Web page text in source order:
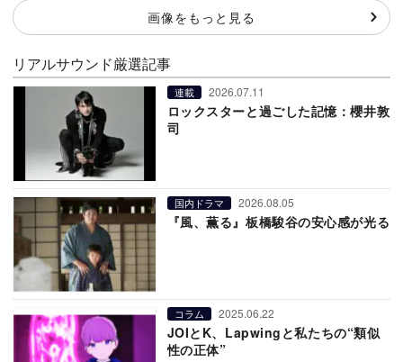
画像をもっと見る
リアルサウンド厳選記事
連載 2026.07.11
ロックスターと過ごした記憶：櫻井敦
司
国内ドラマ 2026.08.05
『風、薫る』板橋駿谷の安心感が光る
コラム 2025.06.22
JOIとK、Lapwingと私たちの“類似
性の正体”